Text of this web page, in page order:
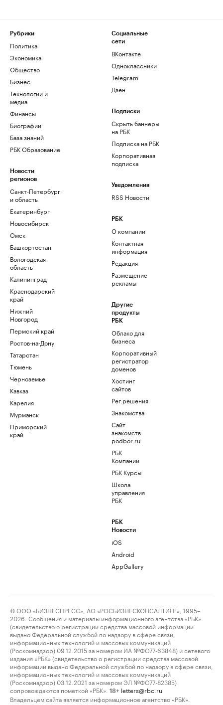
Рубрики
Политика
Экономика
Общество
Бизнес
Технологии и
медиа
Финансы
Биографии
База знаний
РБК Образование
Новости
регионов
Санкт-Петербург
и область
Екатеринбург
Новосибирск
Омск
Башкортостан
Вологодская
область
Калининград
Краснодарский
край
Нижний
Новгород
Пермский край
Ростов-на-Дону
Татарстан
Тюмень
Черноземье
Кавказ
Карелия
Мурманск
Приморский
край
Социальные
сети
ВКонтакте
Одноклассники
Telegram
Дзен
Подписки
Скрыть баннеры
на РБК
Подписка на РБК
Корпоративная
подписка
Уведомления
RSS Новости
РБК
О компании
Контактная
информация
Редакция
Размещение
рекламы
Другие
продукты
РБК
Облако для
бизнеса
Корпоративный
регистратор
доменов
Хостинг
сайтов
Рег.решения
Знакомства
Сайт
знакомств
podbor.ru
РБК
Компании
РБК Курсы
Школа
управления
РБК
РБК
Новости
iOS
Android
AppGallery
© ООО «БИЗНЕСПРЕСС», АО «РОСБИЗНЕСКОНСАЛТИНГ», 1995–
2026. Сообщения и материалы информационного агентства «РБК»
(свидетельство о регистрации средства массовой информации
выдано Федеральной службой по надзору в сфере связи,
информационных технологий и массовых коммуникаций
(Роскомнадзор) 09.12.2015 за номером ИА №ФС77-63848) и сетевого
издания «РБК» (свидетельство о регистрации средства массовой
информации выдано Федеральной службой по надзору в сфере связи,
информационных технологий и массовых коммуникаций
(Роскомнадзор) 03.12.2021 за номером ЭЛ №ФС77-82385)
сопровождаются пометкой «РБК».
18+ letters@rbc.ru
Владельцем сайта является информационное агентство «РБК».